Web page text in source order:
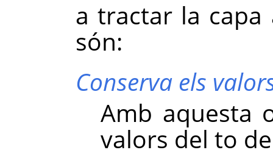
a tractar la capa
són:
Conserva els
Amb aquesta
valors del to